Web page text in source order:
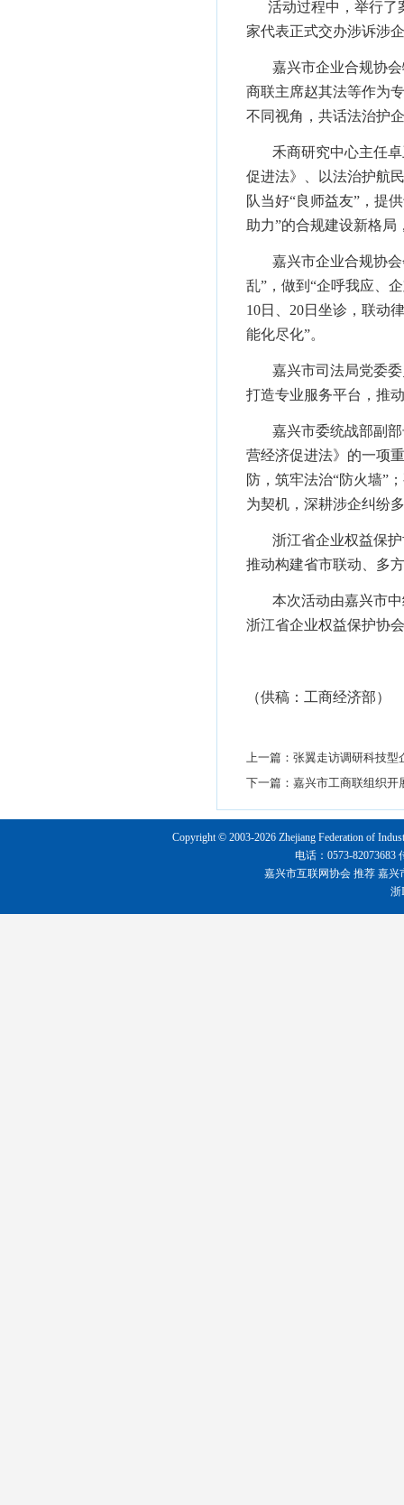
活动过程中，举行了
家代表正式交办涉诉涉
嘉兴市企业合规协
商联主席赵其法等作为
不同视角，共话法治护
禾商研究中心主任
促进法》、以法治护航
队当好“良师益友”，提
助力”的合规建设新格
嘉兴市企业合规协
乱”，做到“企呼我应、
10日、20日坐诊，联动
能化尽化”。
嘉兴市司法局党委
打造专业服务平台，推
嘉兴市委统战部副
营经济促进法》的一项
防，筑牢法治“防火墙”
为契机，深耕涉企纠纷
浙江省企业权益保
推动构建省市联动、多
本次活动由嘉兴市
浙江省企业权益保护协
（供稿：工商经济部）
上一篇：张翼走访调研科技型
下一篇：嘉兴市工商联组织开
Copyright © 2003-2026 Zhejiang Federation of
电话：0573-82073683
嘉兴市互联网协会 推荐嘉兴
浙